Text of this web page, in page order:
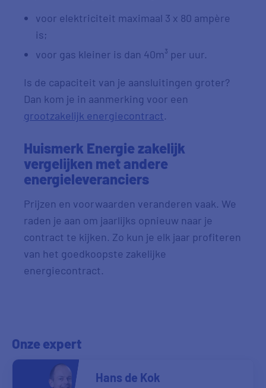
voor elektriciteit maximaal 3 x 80 ampère
is;
voor gas kleiner is dan 40m³ per uur.
Is de capaciteit van je aansluitingen groter?
Dan kom je in aanmerking voor een
grootzakelijk energiecontract.
Huismerk Energie zakelijk
vergelijken met andere
energieleveranciers
Prijzen en voorwaarden veranderen vaak. We
raden je aan om jaarlijks opnieuw naar je
contract te kijken. Zo kun je elk jaar profiteren
van het goedkoopste zakelijke
energiecontract.
Onze expert
Hans de Kok